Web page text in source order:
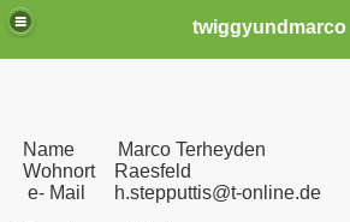
twiggyundmarco
Name Marco Terheyden
Wohnort Raesfeld
e- Mail h.stepputtis@t-online.de